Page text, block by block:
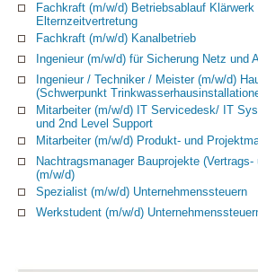
Fachkraft (m/w/d) Betriebsablauf Klärwerk
Elternzeitvertretung
Fachkraft (m/w/d) Kanalbetrieb
Ingenieur (m/w/d) für Sicherung Netz und
Ingenieur / Techniker / Meister (m/w/d)
(Schwerpunkt
Mitarbeiter (m/w/d) IT Servicedesk/ IT
und 2nd Level Support
Mitarbeiter (m/w/d) Produkt- und
Nachtragsmanager Bauprojekte
(m/w/d)
Spezialist (m/w/d) Unternehmenssteuern
Werkstudent (m/w/d)